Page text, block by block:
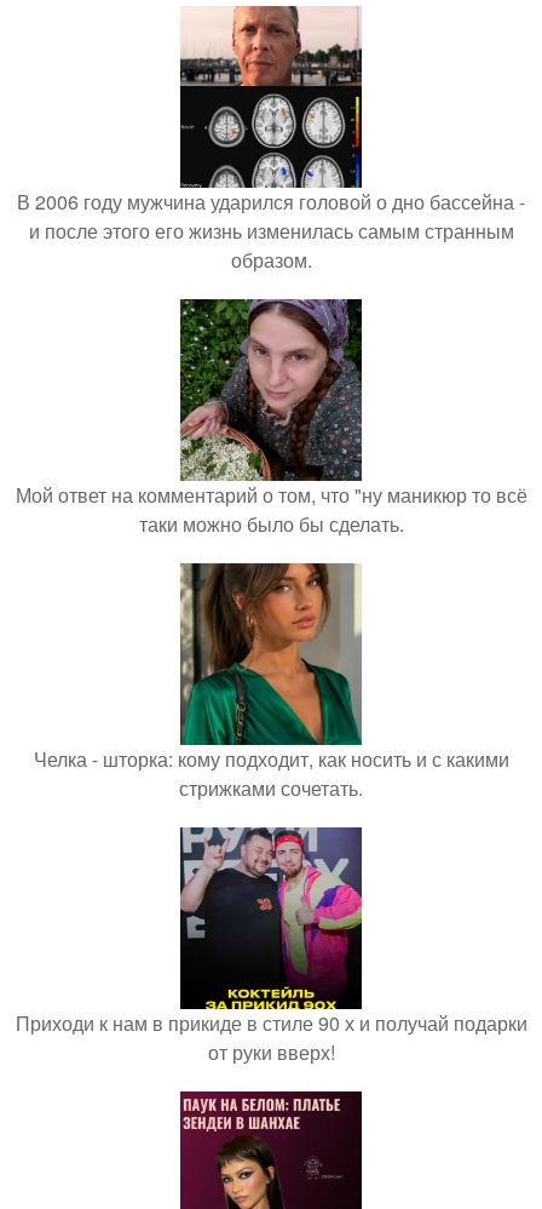
В 2006 году мужчина ударился головой о дно бассейна -
и после этого его жизнь изменилась самым странным
образом.
Мой ответ на комментарий о том, что "ну маникюр то всё
таки можно было бы сделать.
Челка - шторка: кому подходит, как носить и с какими
стрижками сочетать.
Приходи к нам в прикиде в стиле 90 х и получай подарки
от руки вверх!